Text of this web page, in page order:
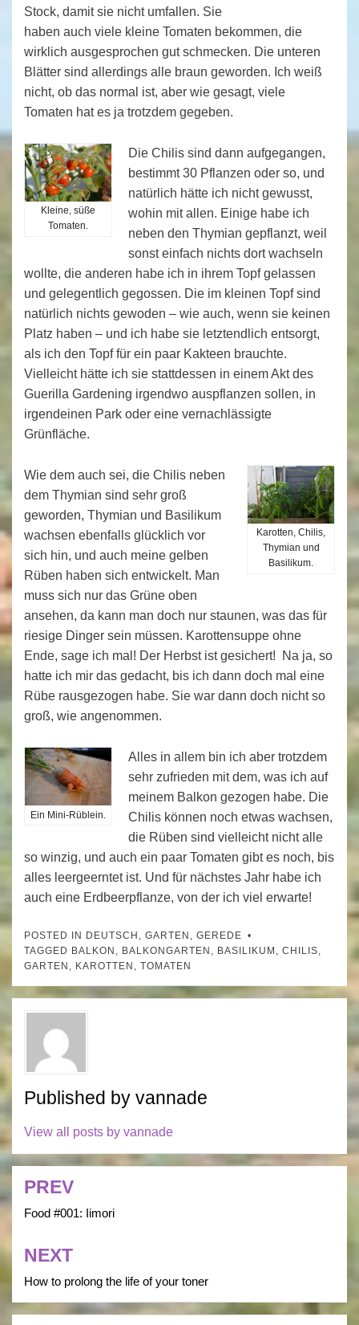
Stock, damit sie nicht umfallen. Sie
haben auch viele kleine Tomaten bekommen, die
wirklich ausgesprochen gut schmecken. Die unteren
Blätter sind allerdings alle braun geworden. Ich weiß
nicht, ob das normal ist, aber wie gesagt, viele
Tomaten hat es ja trotzdem gegeben.
Kleine, süße
Tomaten.
Die Chilis sind dann aufgegangen,
bestimmt 30 Pflanzen oder so, und
natürlich hätte ich nicht gewusst,
wohin mit allen. Einige habe ich
neben den Thymian gepflanzt, weil
sonst einfach nichts dort wachseln
wollte, die anderen habe ich in ihrem Topf gelassen
und gelegentlich gegossen. Die im kleinen Topf sind
natürlich nichts gewoden – wie auch, wenn sie keinen
Platz haben – und ich habe sie letztendlich entsorgt,
als ich den Topf für ein paar Kakteen brauchte.
Vielleicht hätte ich sie stattdessen in einem Akt des
Guerilla Gardening irgendwo auspflanzen sollen, in
irgendeinen Park oder eine vernachlässigte
Grünfläche.
Karotten, Chilis,
Thymian und
Basilikum.
Wie dem auch sei, die Chilis neben
dem Thymian sind sehr groß
geworden, Thymian und Basilikum
wachsen ebenfalls glücklich vor
sich hin, und auch meine gelben
Rüben haben sich entwickelt. Man
muss sich nur das Grüne oben
ansehen, da kann man doch nur staunen, was das für
riesige Dinger sein müssen. Karottensuppe ohne
Ende, sage ich mal! Der Herbst ist gesichert! Na ja, so
hatte ich mir das gedacht, bis ich dann doch mal eine
Rübe rausgezogen habe. Sie war dann doch nicht so
groß, wie angenommen.
Ein Mini-Rüblein.
Alles in allem bin ich aber trotzdem
sehr zufrieden mit dem, was ich auf
meinem Balkon gezogen habe. Die
Chilis können noch etwas wachsen,
die Rüben sind vielleicht nicht alle
so winzig, und auch ein paar Tomaten gibt es noch, bis
alles leergeerntet ist. Und für nächstes Jahr habe ich
auch eine Erdbeerpflanze, von der ich viel erwarte!
POSTED IN DEUTSCH , GARTEN , GEREDE
TAGGED BALKON , BALKONGARTEN , BASILIKUM , CHILIS,
GARTEN , KAROTTEN , TOMATEN
Published by vannade
View all posts by vannade
Post
navigation
PREV
Food #001: Iimori
NEXT
How to prolong the life of your toner